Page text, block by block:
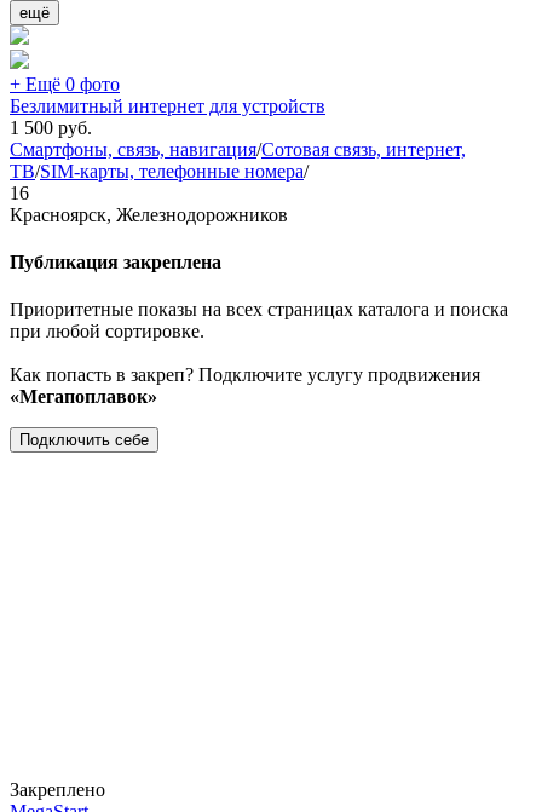
ещё
+ Ещё 0 фото
Безлимитный интернет для устройств
1 500 руб.
Смартфоны, связь, навигация/Сотовая связь, интернет,
ТВ/SIM-карты, телефонные номера/
16
Красноярск, Железнодорожников
Публикация закреплена
Приоритетные показы на всех страницах каталога и поиска
при любой сортировке.
Как попасть в закреп? Подключите услугу продвижения
«Мегапоплавок»
Подключить себе
Закреплено